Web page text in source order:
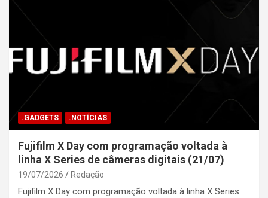
.GADGETS .NOTÍCIAS
Fujifilm X Day com programação voltada à
linha X Series de câmeras digitais (21/07)
19/07/2026 Redação
Fujifilm X Day com programação voltada à linha X Series